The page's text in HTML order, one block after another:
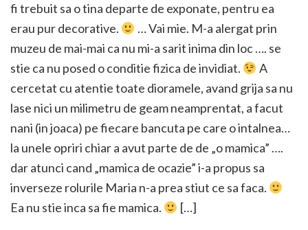
fi trebuit sa o tina departe de exponate, pentru ea
erau pur decorative.
… Vai mie. M-a alergat prin
muzeu de mai-mai ca nu mi-a sarit inima din loc …. se
stie ca nu posed o conditie fizica de invidiat.
A
cercetat cu atentie toate dioramele, avand grija sa nu
lase nici un milimetru de geam neamprentat, a facut
nani (in joaca) pe fiecare bancuta pe care o intalnea…
la unele opriri chiar a avut parte de de „o mamica” ….
dar atunci cand „mamica de ocazie” i-a propus sa
inverseze rolurile Maria n-a prea stiut ce sa faca.
Ea nu stie inca sa fie mamica.
[…]